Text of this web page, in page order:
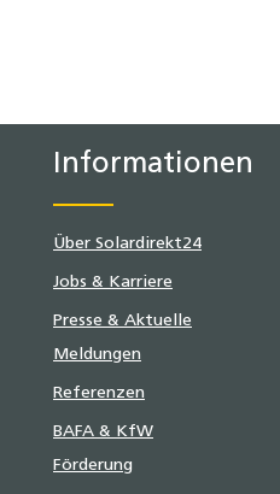
Informationen
Über Solardirekt24
Jobs & Karriere
Presse & Aktuelle
Meldungen
Referenzen
BAFA & KfW
Förderung